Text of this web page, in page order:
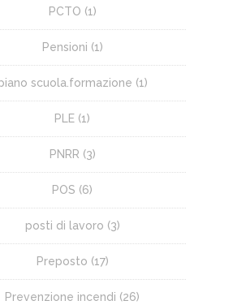
PCTO (1)
Pensioni (1)
scuola.formazione (1)
PLE (1)
PNRR (3)
POS (6)
posti di lavoro (3)
Preposto (17)
Prevenzione incendi (26)